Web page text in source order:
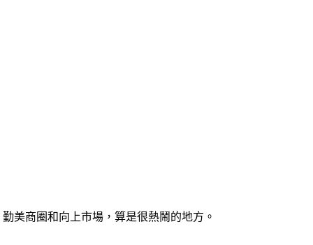
美商圈和向上市場，算是很熱鬧的地方。